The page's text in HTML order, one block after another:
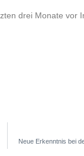
drei Monate vor
Neue Erkenntnis bei